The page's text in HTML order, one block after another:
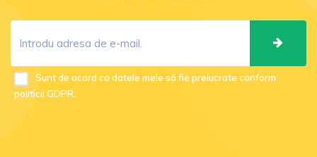
Sunt de acord ca datele mele să fie prelucrate conform
politicii GDPR.